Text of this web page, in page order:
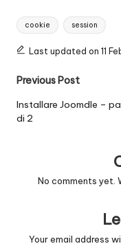
Tags:
cookie session
Last updated on 11
Post
navigation
Previous Post
Installare Joomdle –
di 2
No comments yet.
Your email address